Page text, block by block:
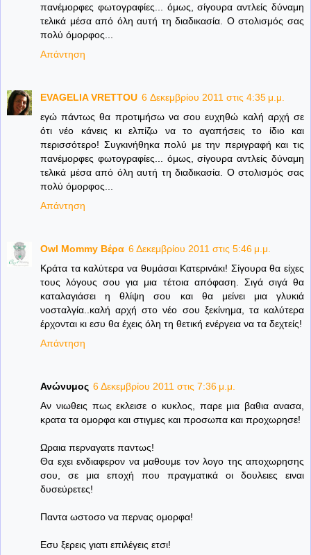
πανέμορφες φωτογραφίες... όμως, σίγουρα αντλείς δύναμη
τελικά μέσα από όλη αυτή τη διαδικασία. Ο στολισμός σας
πολύ όμορφος...
Απάντηση
EVAGELIA VRETTOU 6 Δεκεμβρίου 2011 στις 4:35 μ.μ.
εγώ πάντως θα προτιμήσω να σου ευχηθώ καλή αρχή σε
ότι νέο κάνεις κι ελπίζω να το αγαπήσεις το ίδιο και
περισσότερο! Συγκινήθηκα πολύ με την περιγραφή και τις
πανέμορφες φωτογραφίες... όμως, σίγουρα αντλείς δύναμη
τελικά μέσα από όλη αυτή τη διαδικασία. Ο στολισμός σας
πολύ όμορφος...
Απάντηση
Owl Mommy Βέρα 6 Δεκεμβρίου 2011 στις 5:46 μ.μ.
Κράτα τα καλύτερα να θυμάσαι Κατερινάκι! Σίγουρα θα είχες
τους λόγους σου για μια τέτοια απόφαση. Σιγά σιγά θα
καταλαγιάσει η θλίψη σου και θα μείνει μια γλυκιά
νοσταλγία..καλή αρχή στο νέο σου ξεκίνημα, τα καλύτερα
έρχονται κι εσυ θα έχεις όλη τη θετική ενέργεια να τα δεχτείς!
Απάντηση
Ανώνυμος 6 Δεκεμβρίου 2011 στις 7:36 μ.μ.
Αν νιωθεις πως εκλεισε ο κυκλος, παρε μια βαθια ανασα,
κρατα τα ομορφα και στιγμες και προσωπα και προχωρησε!
Ωραια περναγατε παντως!
Θα εχει ενδιαφερον να μαθουμε τον λογο της αποχωρησης
σου, σε μια εποχή που πραγματικά οι δουλειες ειναι
δυσεύρετες!
Παντα ωστοσο να περνας ομορφα!
Εσυ ξερεις γιατι επιλέγεις ετσι!